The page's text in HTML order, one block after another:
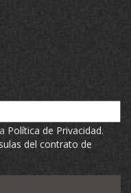
Política de Privacidad.
del contrato de